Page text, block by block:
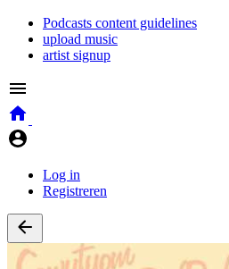
Podcasts content guidelines
upload music
artist signup
Log in
Registreren